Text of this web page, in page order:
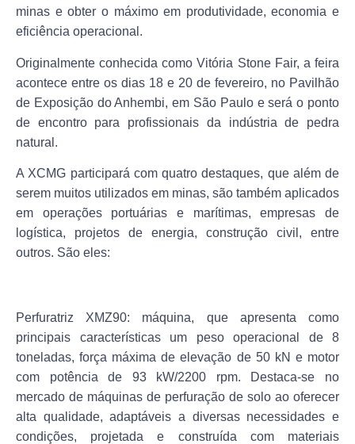
minas e obter o máximo em produtividade, economia e
eficiência operacional.
Originalmente conhecida como Vitória Stone Fair, a feira
acontece entre os dias 18 e 20 de fevereiro, no Pavilhão
de Exposição do Anhembi, em São Paulo e será o ponto
de encontro para profissionais da indústria de pedra
natural.
A XCMG participará com quatro destaques, que além de
serem muitos utilizados em minas, são também aplicados
em operações portuárias e marítimas, empresas de
logística, projetos de energia, construção civil, entre
outros. São eles:
Perfuratriz XMZ90: máquina, que apresenta como
principais características um peso operacional de 8
toneladas, força máxima de elevação de 50 kN e motor
com potência de 93 kW/2200 rpm. Destaca-se no
mercado de máquinas de perfuração de solo ao oferecer
alta qualidade, adaptáveis a diversas necessidades e
condições, projetada e construída com materiais